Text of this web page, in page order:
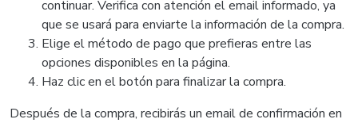
continuar. Verifica con atención el email informado, ya
que se usará para enviarte la información de la compra.
Elige el método de pago que prefieras entre las
opciones disponibles en la página.
Haz clic en el botón para finalizar la compra.
Después de la compra, recibirás un email de confirmación en